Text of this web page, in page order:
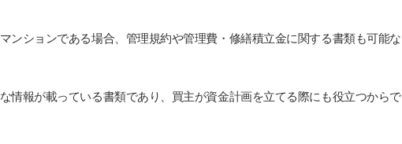
ンションである場合、管理規約や管理費・修繕積立金に関する書類も可能な
情報が載っている書類であり、買主が資金計画を立てる際にも役立つからで